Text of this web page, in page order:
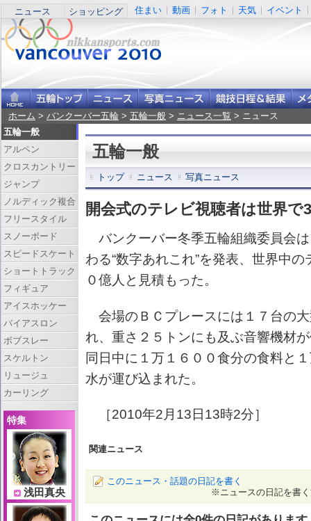
ニュース ショッピング 住まい 動画 フォト 天気 イベント
ホーム > バンクーバー五輪 > 五輪一般 > ニュース一覧 > ニュース
五輪一般
トップ ニュース 写真ニュース
開会式のテレビ視聴者は世界で
バンクーバー冬季五輪組織委員会
わる“数字あれこれ”を発表、世界中
０億人と見積もった。
会場のＢＣプレースには１７台の
れ、重さ２５トンにも及ぶ音響機材
同日中に１万１６００食分の食料と
水が運び込まれた。
［2010年2月13日13時2分］
関連ニュース
このニュース・話題の日記を書く
※ニュースの日記を書
五輪一般
アルペン
クロスカントリー
ジャンプ
ノルディック複合
フリースタイル
スノーボード
スピードスケート
ショートトラック
フィギュア
アイスホッケー
バイアスロン
ボブスレー
スケルトン
リュージュ
カーリング
特集
浅田真央